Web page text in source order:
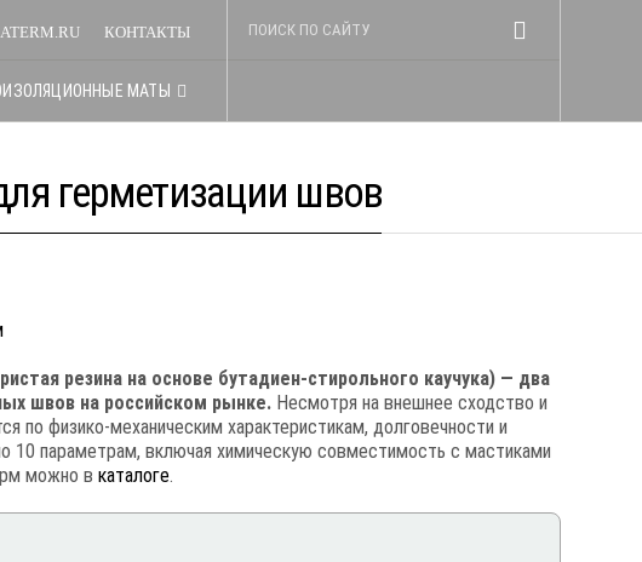
КОНТАКТЫ
МАТЫ
герметизации швов
резина на основе бутадиен-стирольного каучука) — два
швов на российском рынке.Несмотря на внешнее сходство и
по физико-механическим характеристикам, долговечности и
10 параметрам, включая химическую совместимость с мастиками
можно в каталоге.